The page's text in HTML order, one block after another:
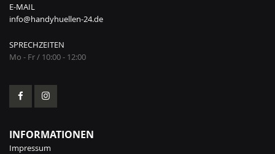
E-MAIL
info@handyhuellen-24.de
SPRECHZEITEN
Mo - Fr / 10:00 - 12:00
INFORMATIONEN
Impressum